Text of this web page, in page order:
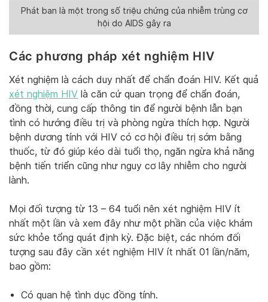
Phát ban là một trong số triệu chứng của nhiễm trùng cơ
hội do AIDS gây ra
Các phương pháp xét nghiệm HIV
Xét nghiệm là cách duy nhất để chẩn đoán HIV. Kết quả
xét nghiệm HIV là căn cứ quan trọng để chẩn đoán,
đồng thời, cung cấp thông tin để người bệnh lẫn bạn
tình có hướng điều trị và phòng ngừa thích hợp. Người
bệnh dương tính với HIV có cơ hội điều trị sớm bằng
thuốc, từ đó giúp kéo dài tuổi thọ, ngăn ngừa khả năng
bệnh tiến triển cũng như nguy cơ lây nhiễm cho người
lành.
Mọi đối tượng từ 13 – 64 tuổi nên xét nghiệm HIV ít
nhất một lần và xem đây như một phần của việc khám
sức khỏe tổng quát định kỳ. Đặc biệt, các nhóm đối
tượng sau đây cần xét nghiệm HIV ít nhất 01 lần/năm,
bao gồm:
Có quan hệ tình dục đồng tính.